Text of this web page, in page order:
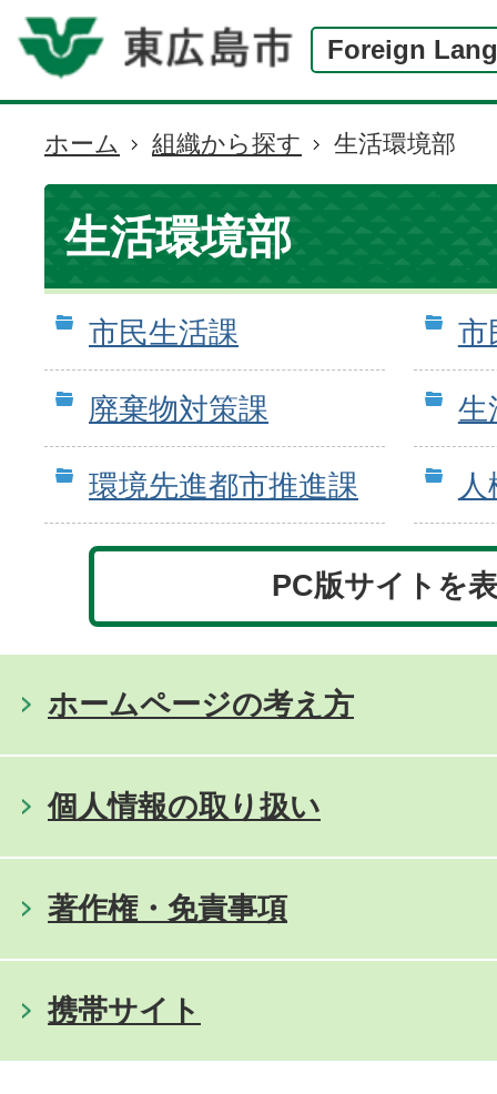
Foreign
現
在
位
置
ホーム 組織から探す 生活環境部
生活環境部
市民生活課 市
廃棄物対策課 生
環境先進都市推進課
PC版サイトを
ホームページの考え方
個人情報の取り扱い
著作権・免責事項
携帯サイト